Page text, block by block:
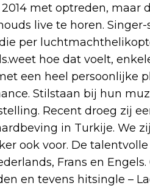
met optreden, maar
live te horen.
per
hoe dat voelt,
een heel persoonlijke
Stilstaan bij hun
Recent droeg zij
in Turkije. We
ook voor. De
Frans en
en tevens hitsingle –